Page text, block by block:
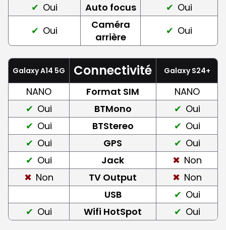
Oui
Auto focus
Oui
Oui
Caméra
arrière
Oui
Galaxy A14 5G Connectivité Galaxy S24+
NANO Format SIM
NANO
Oui
BTMono
Oui
Oui
BTStereo
Oui
Oui
GPS
Oui
Oui
Jack
Non
Non
TV Output
Non
USB
Oui
Oui
Wifi HotSpot Oui